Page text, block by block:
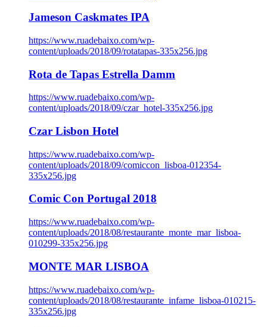
Jameson Caskmates IPA
https://www.ruadebaixo.com/wp-
content/uploads/2018/09/rotatapas-335x256.jpg
Rota de Tapas Estrella Damm
https://www.ruadebaixo.com/wp-
content/uploads/2018/09/czar_hotel-335x256.jpg
Czar Lisbon Hotel
https://www.ruadebaixo.com/wp-
content/uploads/2018/09/comiccon_lisboa-012354-
335x256.jpg
Comic Con Portugal 2018
https://www.ruadebaixo.com/wp-
content/uploads/2018/08/restaurante_monte_mar_lisboa-
010299-335x256.jpg
MONTE MAR LISBOA
https://www.ruadebaixo.com/wp-
content/uploads/2018/08/restaurante_infame_lisboa-010215-
335x256.jpg